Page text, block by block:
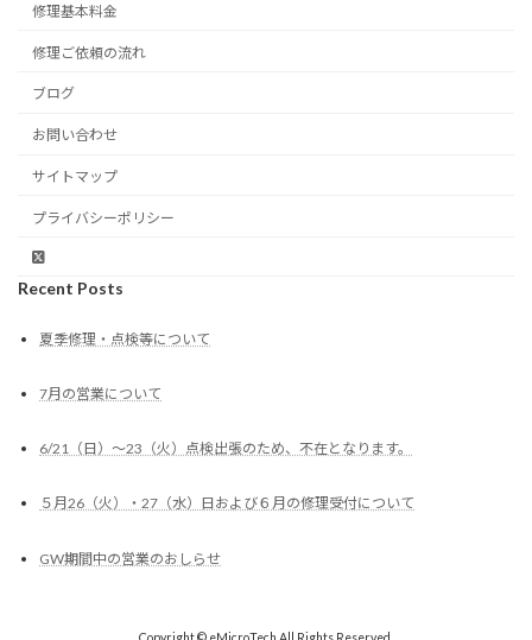
修理基本料金
修理ご依頼の流れ
ブログ
お問い合わせ
サイトマップ
プライバシーポリシー
Recent Posts
夏季修理・点検等について
7月の営業について
6/21（日）～23（火）点検出張のため、不在となります。
５月26（火）・27（水）日および６月の修理受付について
GW期間中の営業のおしらせ